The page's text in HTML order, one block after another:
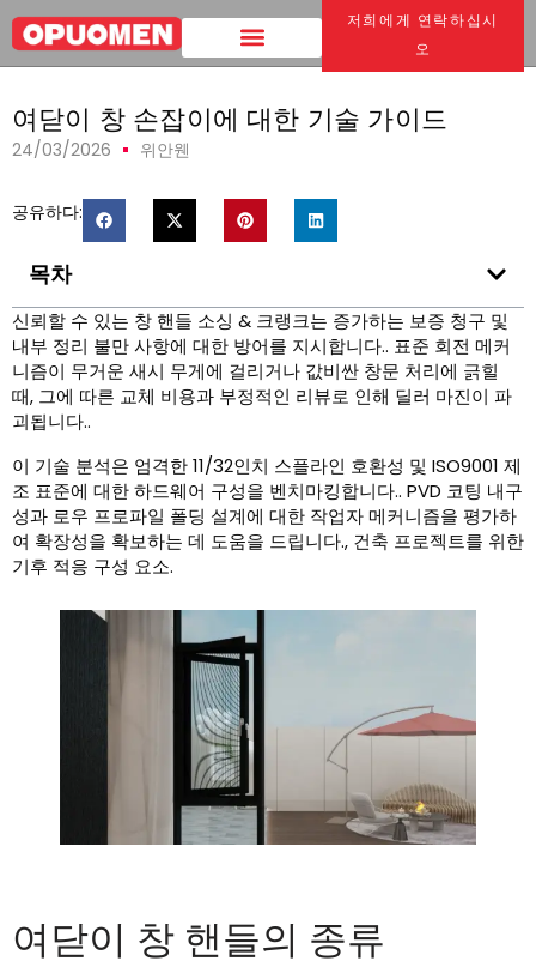
저희에게 연락하십시
오
집 > 여닫이 창 손잡이에 대한 기술 가이드
여닫이 창 손잡이에 대한 기술 가이드
24/03/2026 위안웬
공유하다:
목차
신뢰할 수 있는 창 핸들 소싱 & 크랭크는 증가하는 보증 청구 및
내부 정리 불만 사항에 대한 방어를 지시합니다.. 표준 회전 메커
니즘이 무거운 새시 무게에 걸리거나 값비싼 창문 처리에 긁힐
때, 그에 따른 교체 비용과 부정적인 리뷰로 인해 딜러 마진이 파
괴됩니다..
이 기술 분석은 엄격한 11/32인치 스플라인 호환성 및 ISO9001 제
조 표준에 대한 하드웨어 구성을 벤치마킹합니다.. PVD 코팅 내구
성과 로우 프로파일 폴딩 설계에 대한 작업자 메커니즘을 평가하
여 확장성을 확보하는 데 도움을 드립니다., 건축 프로젝트를 위한
기후 적응 구성 요소.
여닫이 창 핸들의 종류